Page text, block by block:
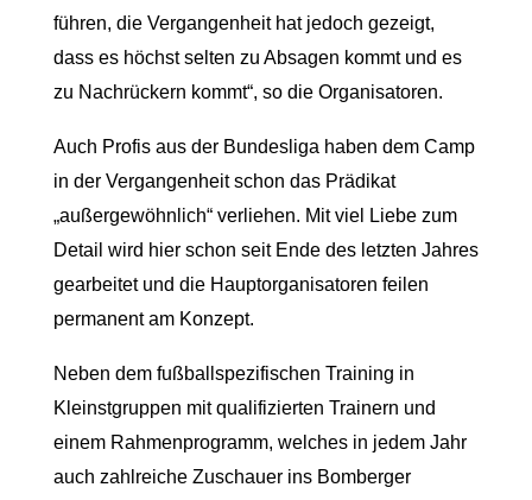
führen, die Vergangenheit hat jedoch gezeigt,
dass es höchst selten zu Absagen kommt und es
zu Nachrückern kommt“, so die Organisatoren.
Auch Profis aus der Bundesliga haben dem Camp
in der Vergangenheit schon das Prädikat
„außergewöhnlich“ verliehen. Mit viel Liebe zum
Detail wird hier schon seit Ende des letzten Jahres
gearbeitet und die Hauptorganisatoren feilen
permanent am Konzept.
Neben dem fußballspezifischen Training in
Kleinstgruppen mit qualifizierten Trainern und
einem Rahmenprogramm, welches in jedem Jahr
auch zahlreiche Zuschauer ins Bomberger